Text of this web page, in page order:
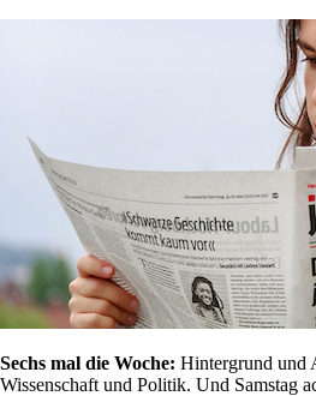
Sechs mal die Woche: Hintergrund und
Wissenschaft und Politik. Und Samstag